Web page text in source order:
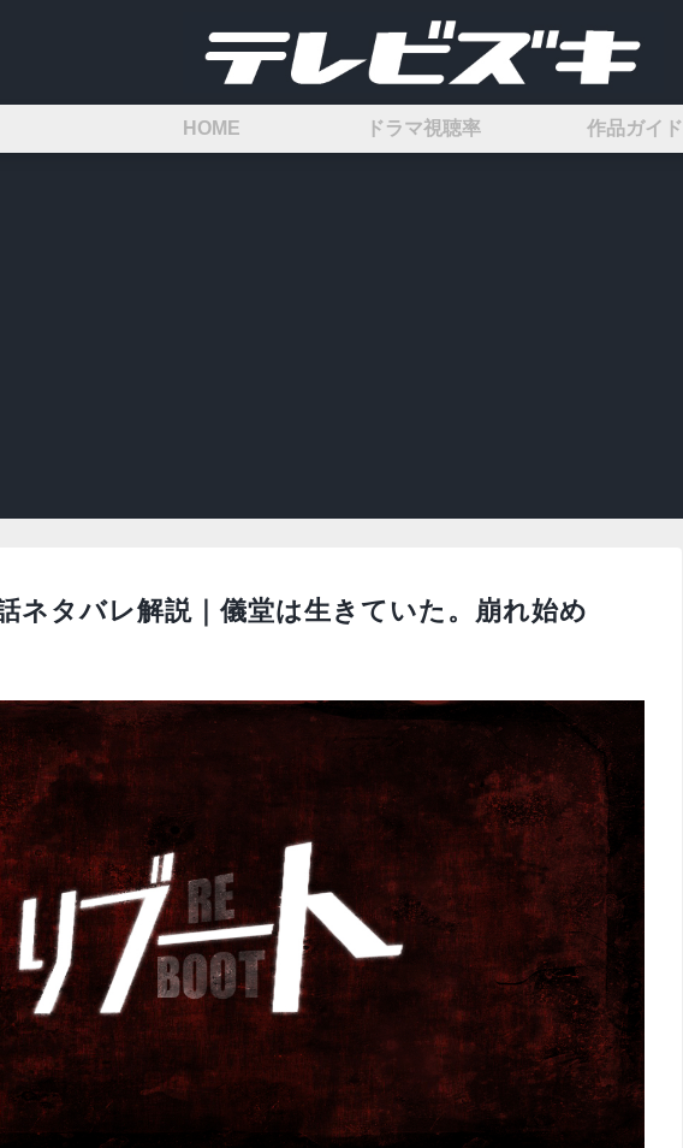
HOME ドラマ視聴率 作品ガイド
ネタバレ解説｜儀堂は生きていた。崩れ始め